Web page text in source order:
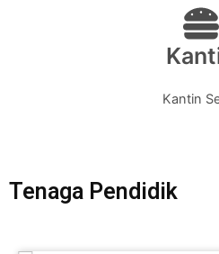
Kantin
Tenaga Pendidik